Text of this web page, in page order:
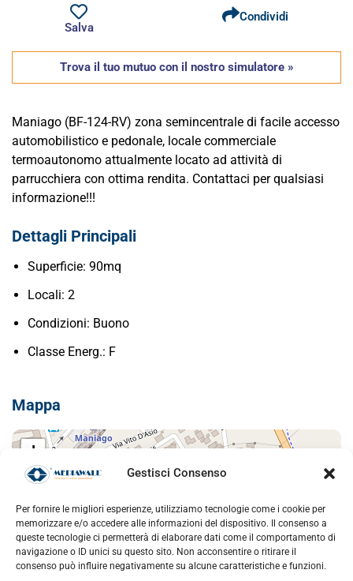
Gestisci Consenso
Per fornire le migliori esperienze, utilizziamo tecnologie come i cookie per
memorizzare e/o accedere alle informazioni del dispositivo. Il consenso a
queste tecnologie ci permetterà di elaborare dati come il comportamento di
navigazione o ID unici su questo sito. Non acconsentire o ritirare il
consenso può influire negativamente su alcune caratteristiche e funzioni.
Salva
Condividi
Trova il tuo mutuo con il nostro simulatore »
Maniago (BF-124-RV) zona semincentrale di facile accesso
automobilistico e pedonale, locale commerciale
termoautonomo attualmente locato ad attività di
parrucchiera con ottima rendita. Contattaci per qualsiasi
informazione!!!
Dettagli Principali
Superficie: 90mq
Locali: 2
Condizioni: Buono
Classe Energ.: F
Mappa
+
−